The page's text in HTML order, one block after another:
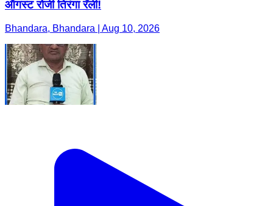
ऑगस्ट रोजी तिरंगा रॅली!
Bhandara, Bhandara | Aug 10, 2026